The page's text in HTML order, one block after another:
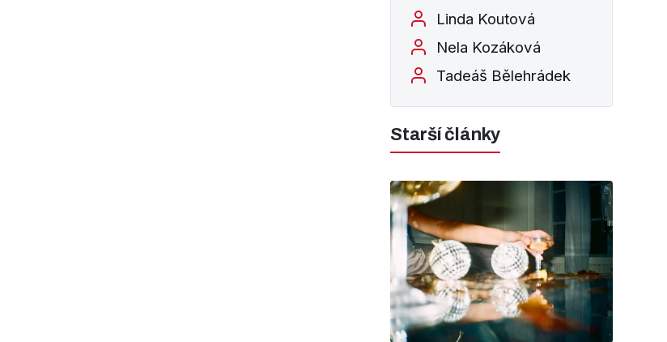
Linda Koutová
Nela Kozáková
Tadeáš Bělehrádek
Starší články